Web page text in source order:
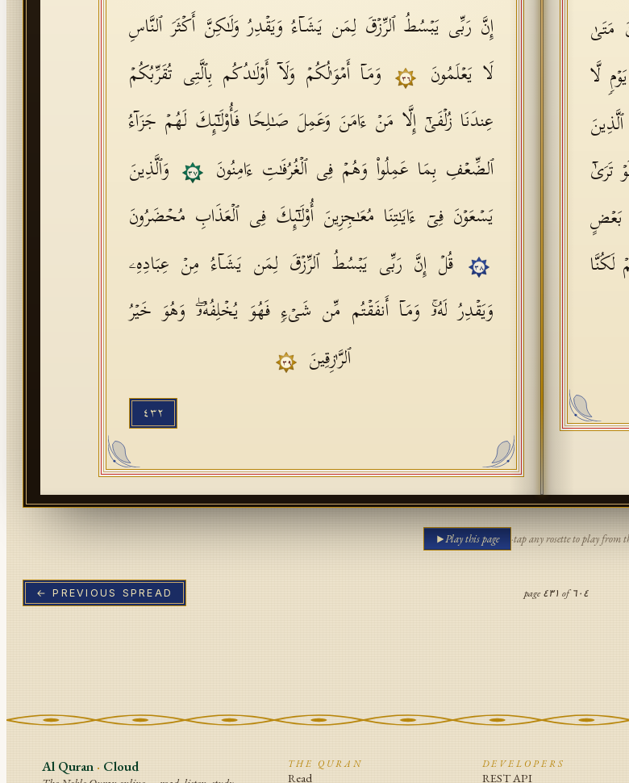
إِنَّ رَبِّی یَبۡسُطُ ٱلرِّزۡقَ لِمَن یَشَاۤءُ وَیَقۡدِرُ وَلَـٰكِنَّ أَكۡثَرَ ٱلنَّاسِ
لَا یَعۡلَمُونَ
٣٦
وَمَاۤ أَمۡوَ ٰ⁠لُكُمۡ وَلَاۤ أَوۡلَـٰدُكُم بِٱلَّتِی تُقَرِّبُكُمۡ
عِندَنَا زُلۡفَىٰۤ إِلَّا مَنۡ ءَامَنَ وَعَمِلَ صَـٰلِحࣰا فَأُو۟لَـٰۤىِٕكَ لَهُمۡ جَزَاۤءُ
ٱلضِّعۡفِ بِمَا عَمِلُوا۟ وَهُمۡ فِی ٱلۡغُرُفَـٰتِ ءَامِنُونَ
٣٧
وَٱلَّذِینَ
یَسۡعَوۡنَ فِیۤ ءَایَـٰتِنَا مُعَـٰجِزِینَ أُو۟لَـٰۤىِٕكَ فِی ٱلۡعَذَابِ مُحۡضَرُونَ
٣٨
قُلۡ إِنَّ رَبِّی یَبۡسُطُ ٱلرِّزۡقَ لِمَن یَشَاۤءُ مِنۡ عِبَادِهِۦ
وَیَقۡدِرُ لَهُۥۚ وَمَاۤ أَنفَقۡتُم مِّن شَیۡءࣲ فَهُوَ یُخۡلِفُهُۥۖ وَهُوَ خَیۡرُ
ٱلرَّ ٰ⁠زِقِینَ
٣٩
٤٣٢
مَتَىٰ
لَّا
تَرَىٰۤ
بَعۡضٍ
لَكُنَّا
Play this page ·tap any rosette to play from
← PREVIOUS SPREAD page٤٣١ of٦٠٤
Al Quran · Cloud THE QURAN
Read
DEVELOPERS
REST API